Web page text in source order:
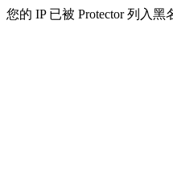
您的 IP 已被 Protector 列入